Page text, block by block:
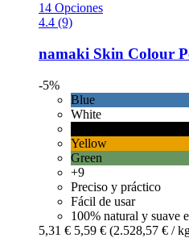
14 Opciones
4.4 (9)
namaki Skin Colour
-5%
Blue
White
Yellow
Green
+9
Preciso y práctico
Fácil de usar
100% natural y suave
5,31 € 5,59 € (2.528,57 € /